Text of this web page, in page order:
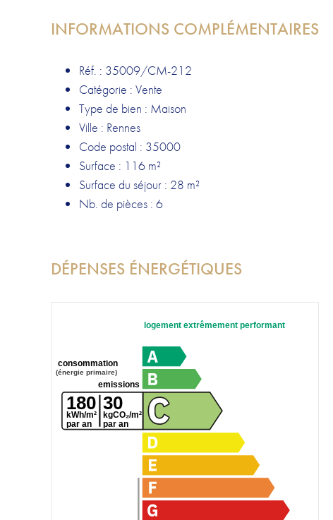
INFORMATIONS COMPLÉMENTAIRES
Réf. : 35009/CM-212
Catégorie : Vente
Type de bien : Maison
Ville : Rennes
Code postal : 35000
Surface : 116 m²
Surface du séjour : 28 m²
Nb. de pièces : 6
DÉPENSES ÉNERGÉTIQUES
logement extrêmement performant
180
kWh/m²
par an
consommation
(énergie primaire)
30
kgCO₂/m²
par an
emissions